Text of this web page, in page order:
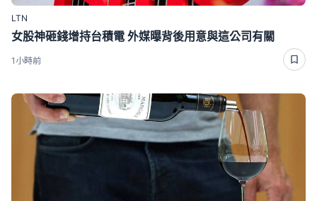
LTN
女股神砸錢增持台積電 外媒曝背後用意與這公司有關
1小時前